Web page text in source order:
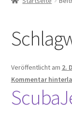
Vorsicht
Über FunShop
Impressum
Veröffentlicht am 2.
Kommentar